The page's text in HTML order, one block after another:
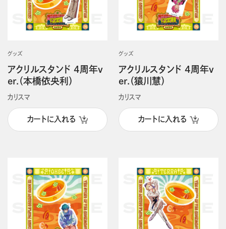
グッズ
アクリルスタンド 4周年v
er.（本橋依央利）
カリスマ
カートに入れる
グッズ
アクリルスタンド 4周年v
er.（猿川慧）
カリスマ
カートに入れる